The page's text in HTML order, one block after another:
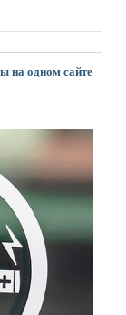
на одном сайте